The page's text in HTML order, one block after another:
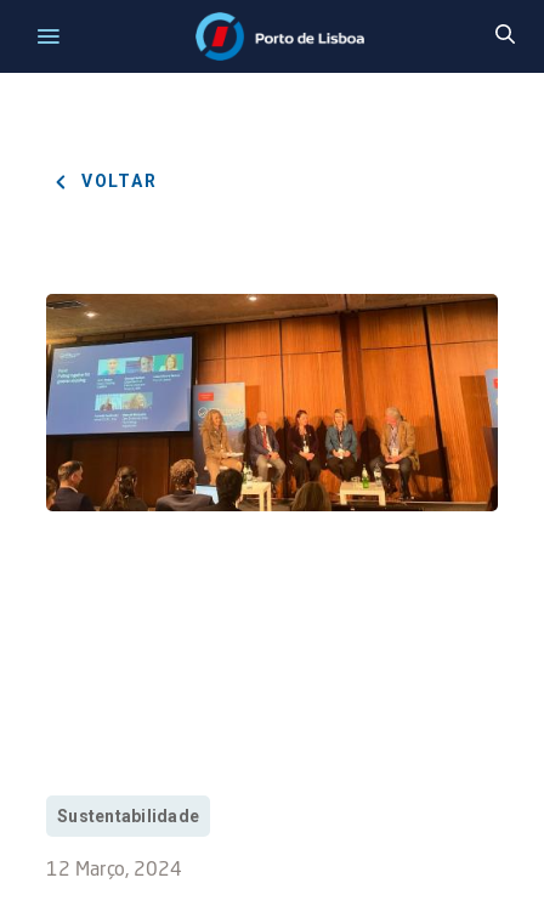
VOLTAR
Sustentabilidade
12 Março, 2024